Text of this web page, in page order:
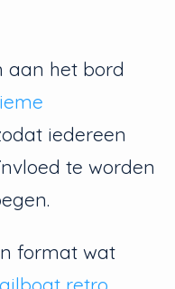
aan het bord
iedereen
te worden
format wat